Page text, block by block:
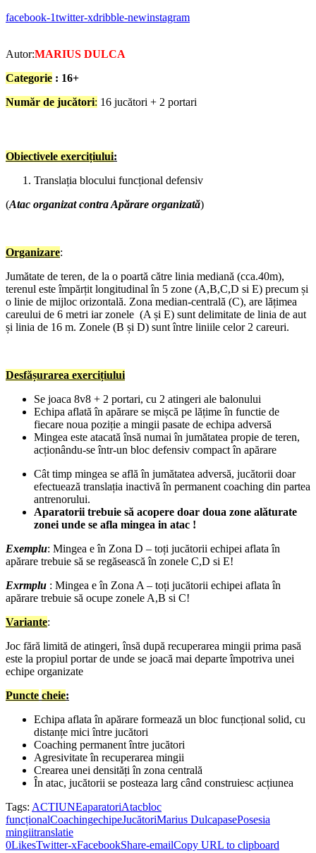
facebook-1twitter-xdribble-newinstagram
Autor:MARIUS DULCA
Categorie : 16+
Număr de jucători: 16 jucători + 2 portari
Obiectivele exercițiului:
Translația blocului funcțional defensiv
(Atac organizat contra Apărare organizată)
Organizare:
Jumătate de teren, de la o poartă către linia mediană (cca.40m),
terenul este împărțit longitudinal în 5 zone (A,B,C,D si E) precum și
o linie de mijloc orizontală. Zona median-centrală (C), are lățimea
careului de 6 metri iar zonele (A și E) sunt delimitate de linia de aut
și linia de 16 m. Zonele (B și D) sunt între liniile celor 2 careuri.
Desfășurarea exercițiului
Se joaca 8v8 + 2 portari, cu 2 atingeri ale balonului
Echipa aflată în apărare se mișcă pe lățime în functie de
fiecare noua poziție a mingii pasate de echipa adversă
Mingea este atacată însă numai în jumătatea propie de teren,
acționându-se într-un bloc defensiv compact în apărare
Cât timp mingea se află în jumătatea adversă, jucătorii doar
efectuează translația inactivă în permanent coaching din partea
antrenorului.
Aparatorii trebuie să acopere doar doua zone alăturate
zonei unde se afla mingea in atac !
Exemplu: Mingea e în Zona D – toți jucătorii echipei aflata în
apărare trebuie să se regăsească în zonele C,D si E!
Exrmplu : Mingea e în Zona A – toți jucătorii echipei aflata în
apărare trebuie să ocupe zonele A,B si C!
Variante:
Joc fără limită de atingeri, însă după recuperarea mingii prima pasă
este la propiul portar de unde se joacă mai departe împotriva unei
echipe organizate
Puncte cheie:
Echipa aflata în apărare formează un bloc funcțional solid, cu
distanțe mici între jucători
Coaching permanent între jucători
Agresivitate în recuperarea mingii
Crearea unei densități în zona centrală
În atac, jucătorii se posteaza larg când construiesc acțiunea
Tags: ACTIUNEaparatoriAtacbloc
funcționalCoachingechipeJucătoriMarius DulcapasePosesia
mingiitranslatie
0LikesTwitter-xFacebookShare-emailCopy URL to clipboard